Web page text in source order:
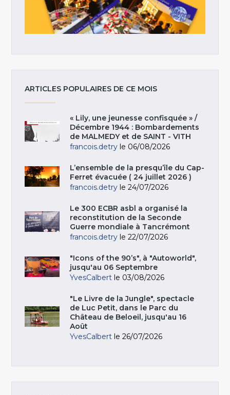
ARTICLES POPULAIRES DE CE MOIS
« Lily, une jeunesse confisquée » /
Décembre 1944 : Bombardements
de MALMEDY et de SAINT - VITH
francois.detry le 06/08/2026
L’ensemble de la presqu’île du Cap-
Ferret évacuée ( 24 juillet 2026 )
francois.detry le 24/07/2026
Le 300 ECBR asbl a organisé la
reconstitution de la Seconde
Guerre mondiale à Tancrémont
francois.detry le 22/07/2026
"Icons of the 90’s", à "Autoworld",
jusqu'au 06 Septembre
YvesCalbert le 03/08/2026
"Le Livre de la Jungle", spectacle
de Luc Petit, dans le Parc du
Château de Beloeil, jusqu'au 16
Août
YvesCalbert le 26/07/2026